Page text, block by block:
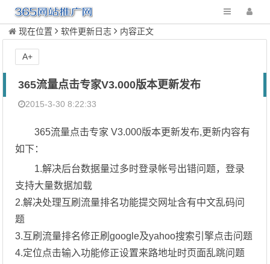
现在位置 软件更新日志 内容正文
365流量点击专家V3.000版本更新发布
2015-3-30 8:22:33
365流量点击专家 V3.000版本更新发布,更新内容有
如下：
1.解决后台数据量过多时登录帐号出错问题，登录
支持大量数据加载
2.解决处理互刷流量排名功能提交网址含有中文乱码问
题
3.互刷流量排名修正刷google及yahoo搜索引擎点击问题
4.定位点击输入功能修正设置来路地址时页面乱跳问题
A+